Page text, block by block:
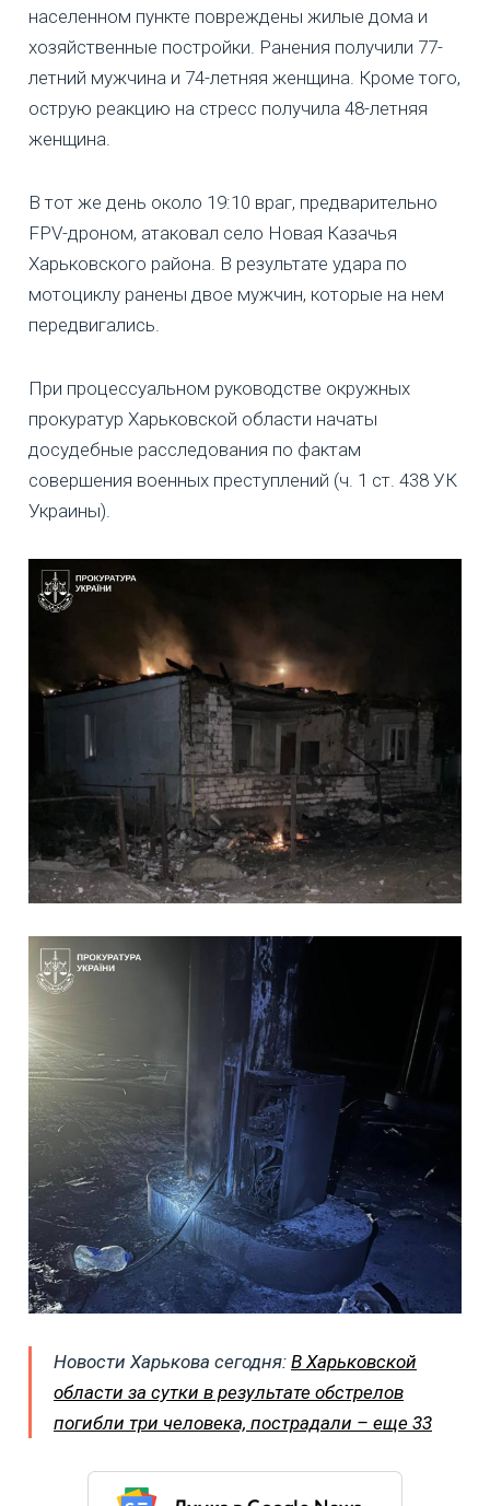
населенном пункте повреждены жилые дома и
хозяйственные постройки. Ранения получили 77-
летний мужчина и 74-летняя женщина. Кроме того,
острую реакцию на стресс получила 48-летняя
женщина.
В тот же день около 19:10 враг, предварительно
FPV-дроном, атаковал село Новая Казачья
Харьковского района. В результате удара по
мотоциклу ранены двое мужчин, которые на нем
передвигались.
При процессуальном руководстве окружных
прокуратур Харьковской области начаты
досудебные расследования по фактам
совершения военных преступлений (ч. 1 ст. 438 УК
Украины).
Новости Харькова сегодня: В Харьковской
области за сутки в результате обстрелов
погибли три человека, пострадали – еще 33